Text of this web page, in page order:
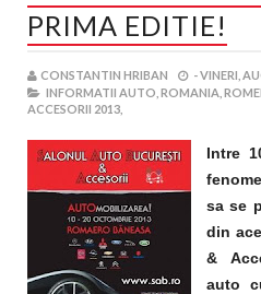
PRIMA EDITIE!
CONSTANTIN HRIBAN -VINERI,
INFORMATII AUTO, ROMANIA,
ACCESORII 2013,
Intre
sa se
din
&
auto